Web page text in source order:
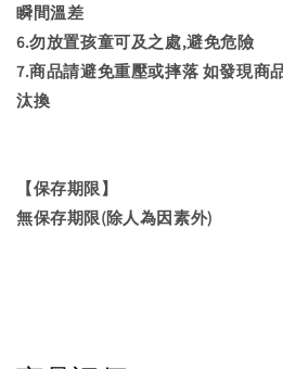
瞬間溫差
6.勿放置孩童可及之處,避免危險
7.商品請避免重壓或摔落 如發現商
汰換
【保存期限】
無保存期限(除人為因素外)